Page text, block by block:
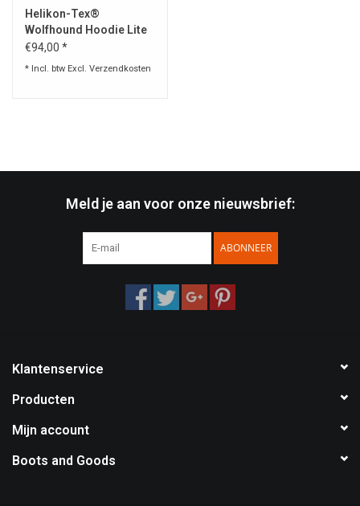
Helikon-Tex®
Wolfhound Hoodie Lite
Jacket - Khaki
€94,00 *
* Incl. btw Excl. Verzendkosten
Meld je aan voor onze nieuwsbrief:
ABONNEER
Klantenservice
Producten
Mijn account
Boots and Goods